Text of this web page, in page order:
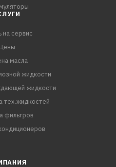
на сервис
Цены
масла
жидкости
жидкости
тех.жидкостей
фильтров